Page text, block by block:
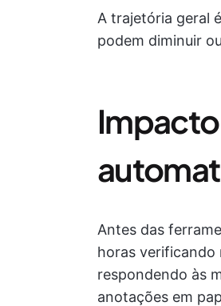
A trajetória geral
podem diminuir
Impacto
Antes das
horas verificando
respondendo às
anotações em